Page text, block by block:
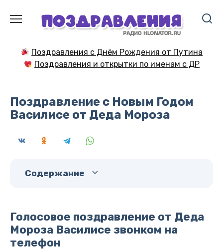
содержанию
Поздравления с Днём Рождения от Путина
Поздравления и открытки по именам с ДР
Поздравление с Новым Годом
Василисе от Деда Мороза
Содержание
Голосовое поздравление от Деда
Мороза Василисе звонком на
телефон